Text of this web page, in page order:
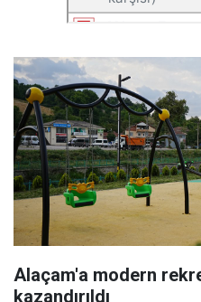
Alaçam'a modern
kazandırıldı